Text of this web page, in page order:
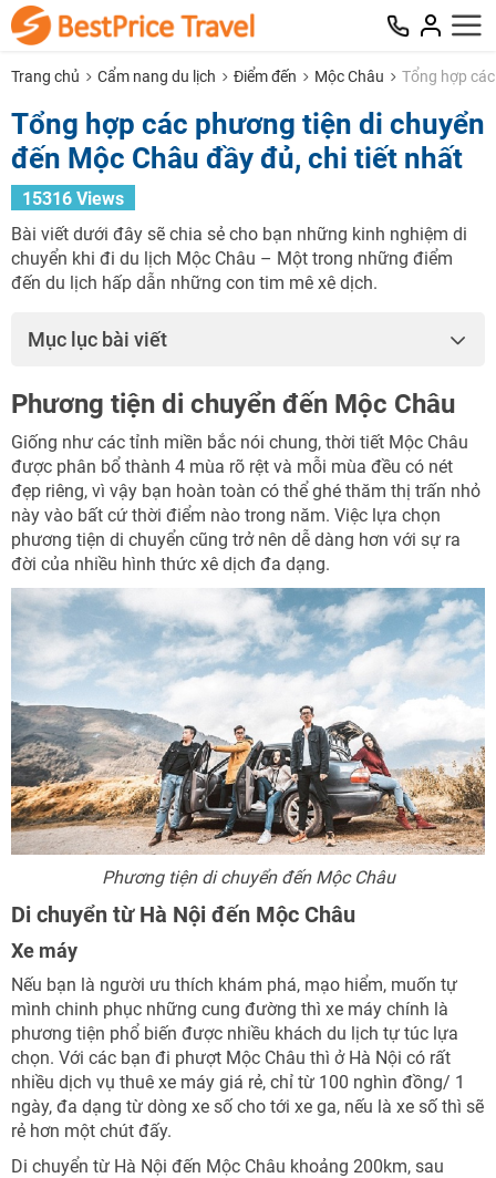
Trang chủ Cẩm nang du lịch Điểm đến Mộc Châu Tổng hợp
Tổng hợp các phương tiện di chuyển
đến Mộc Châu đầy đủ, chi tiết nhất
15316 Views
Bài viết dưới đây sẽ chia sẻ cho bạn những kinh nghiệm di
chuyển khi đi du lịch Mộc Châu – Một trong những điểm
đến du lịch hấp dẫn những con tim mê xê dịch.
Mục lục bài viết
Phương tiện di chuyển đến Mộc Châu
Giống như các tỉnh miền bắc nói chung, thời tiết Mộc Châu
được phân bổ thành 4 mùa rõ rệt và mỗi mùa đều có nét
đẹp riêng, vì vậy bạn hoàn toàn có thể ghé thăm thị trấn nhỏ
này vào bất cứ thời điểm nào trong năm. Việc lựa chọn
phương tiện di chuyển cũng trở nên dễ dàng hơn với sự ra
đời của nhiều hình thức xê dịch đa dạng.
Phương tiện di chuyển đến Mộc Châu
Di chuyển từ Hà Nội đến Mộc Châu
Xe máy
Nếu bạn là người ưu thích khám phá, mạo hiểm, muốn tự
mình chinh phục những cung đường thì xe máy chính là
phương tiện phổ biến được nhiều khách du lịch tự túc lựa
chọn. Với các bạn đi phượt Mộc Châu thì ở Hà Nội có rất
nhiều dịch vụ thuê xe máy giá rẻ, chỉ từ 100 nghìn đồng/ 1
ngày, đa dạng từ dòng xe số cho tới xe ga, nếu là xe số thì sẽ
rẻ hơn một chút đấy.
Di chuyển từ Hà Nội đến Mộc Châu khoảng 200km, sau
TƯ VẤN NGAY
TƯ VẤN NGAY
TƯ VẤN NGAY
NHẬN ƯU ĐÃI NGAY
TƯ VẤN NGAY